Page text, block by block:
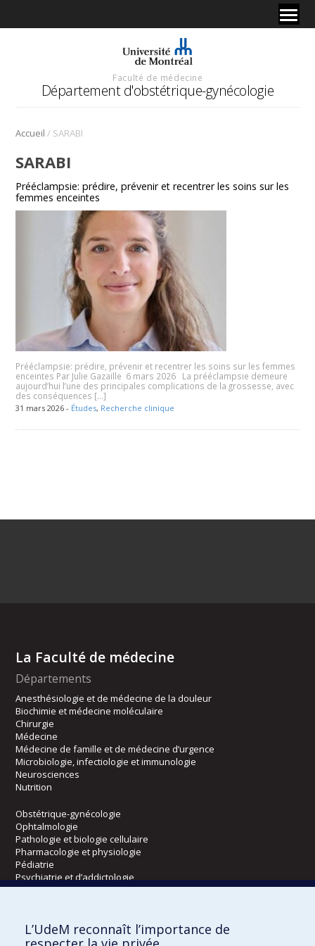
Faculté de médecine
Département d'obstétrique-gynécologie
Accueil / SARABI
SARABI
Prééclampsie: prédire, prévenir et recentrer les soins sur les
femmes enceintes
Prééclampsie: prédire, prévenir et recentrer les soins sur les femmes
enceintes Par Julie Gazaille 6 mars 2026 La prééclampsie demeure
aujourd’hui l’une des principales complications de la grossesse, avec
des conséquences […]
31 mars 2026 - Études, Recherche clinique
La Faculté de médecine
Départements
Anesthésiologie et de médecine de la douleur
Biochimie et médecine moléculaire
Chirurgie
Médecine
Médecine de famille et de médecine d’urgence
Microbiologie, infectiologie et immunologie
Neurosciences
Nutrition
Obstétrique-gynécologie
Ophtalmologie
Pathologie et biologie cellulaire
Pharmacologie et physiologie
Pédiatrie
Psychiatrie et d’addictologie
Radiologie, radio-oncologie et médecine nucléaire
Écoles
L’UdeM reconnaît l’importance de